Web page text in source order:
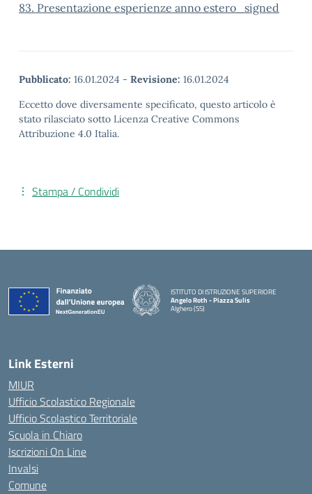
83. Presentazione esperienze anno estero_signed
Pubblicato: 16.01.2024 - Revisione: 16.01.2024
Eccetto dove diversamente specificato, questo articolo è
stato rilasciato sotto Licenza Creative Commons
Attribuzione 4.0 Italia.
Stampa / Condividi
ISTITUTO DI ISTRUZIONE SUPERIORE
Angelo Roth - Piazza Sulis
Alghero (SS)
— Visita la pagina iniziale della scuola
Link Esterni
MIUR
Ufficio Scolastico Regionale
Ufficio Scolastico Territoriale
Scuola in Chiaro
Iscrizioni On Line
Invalsi
Comune